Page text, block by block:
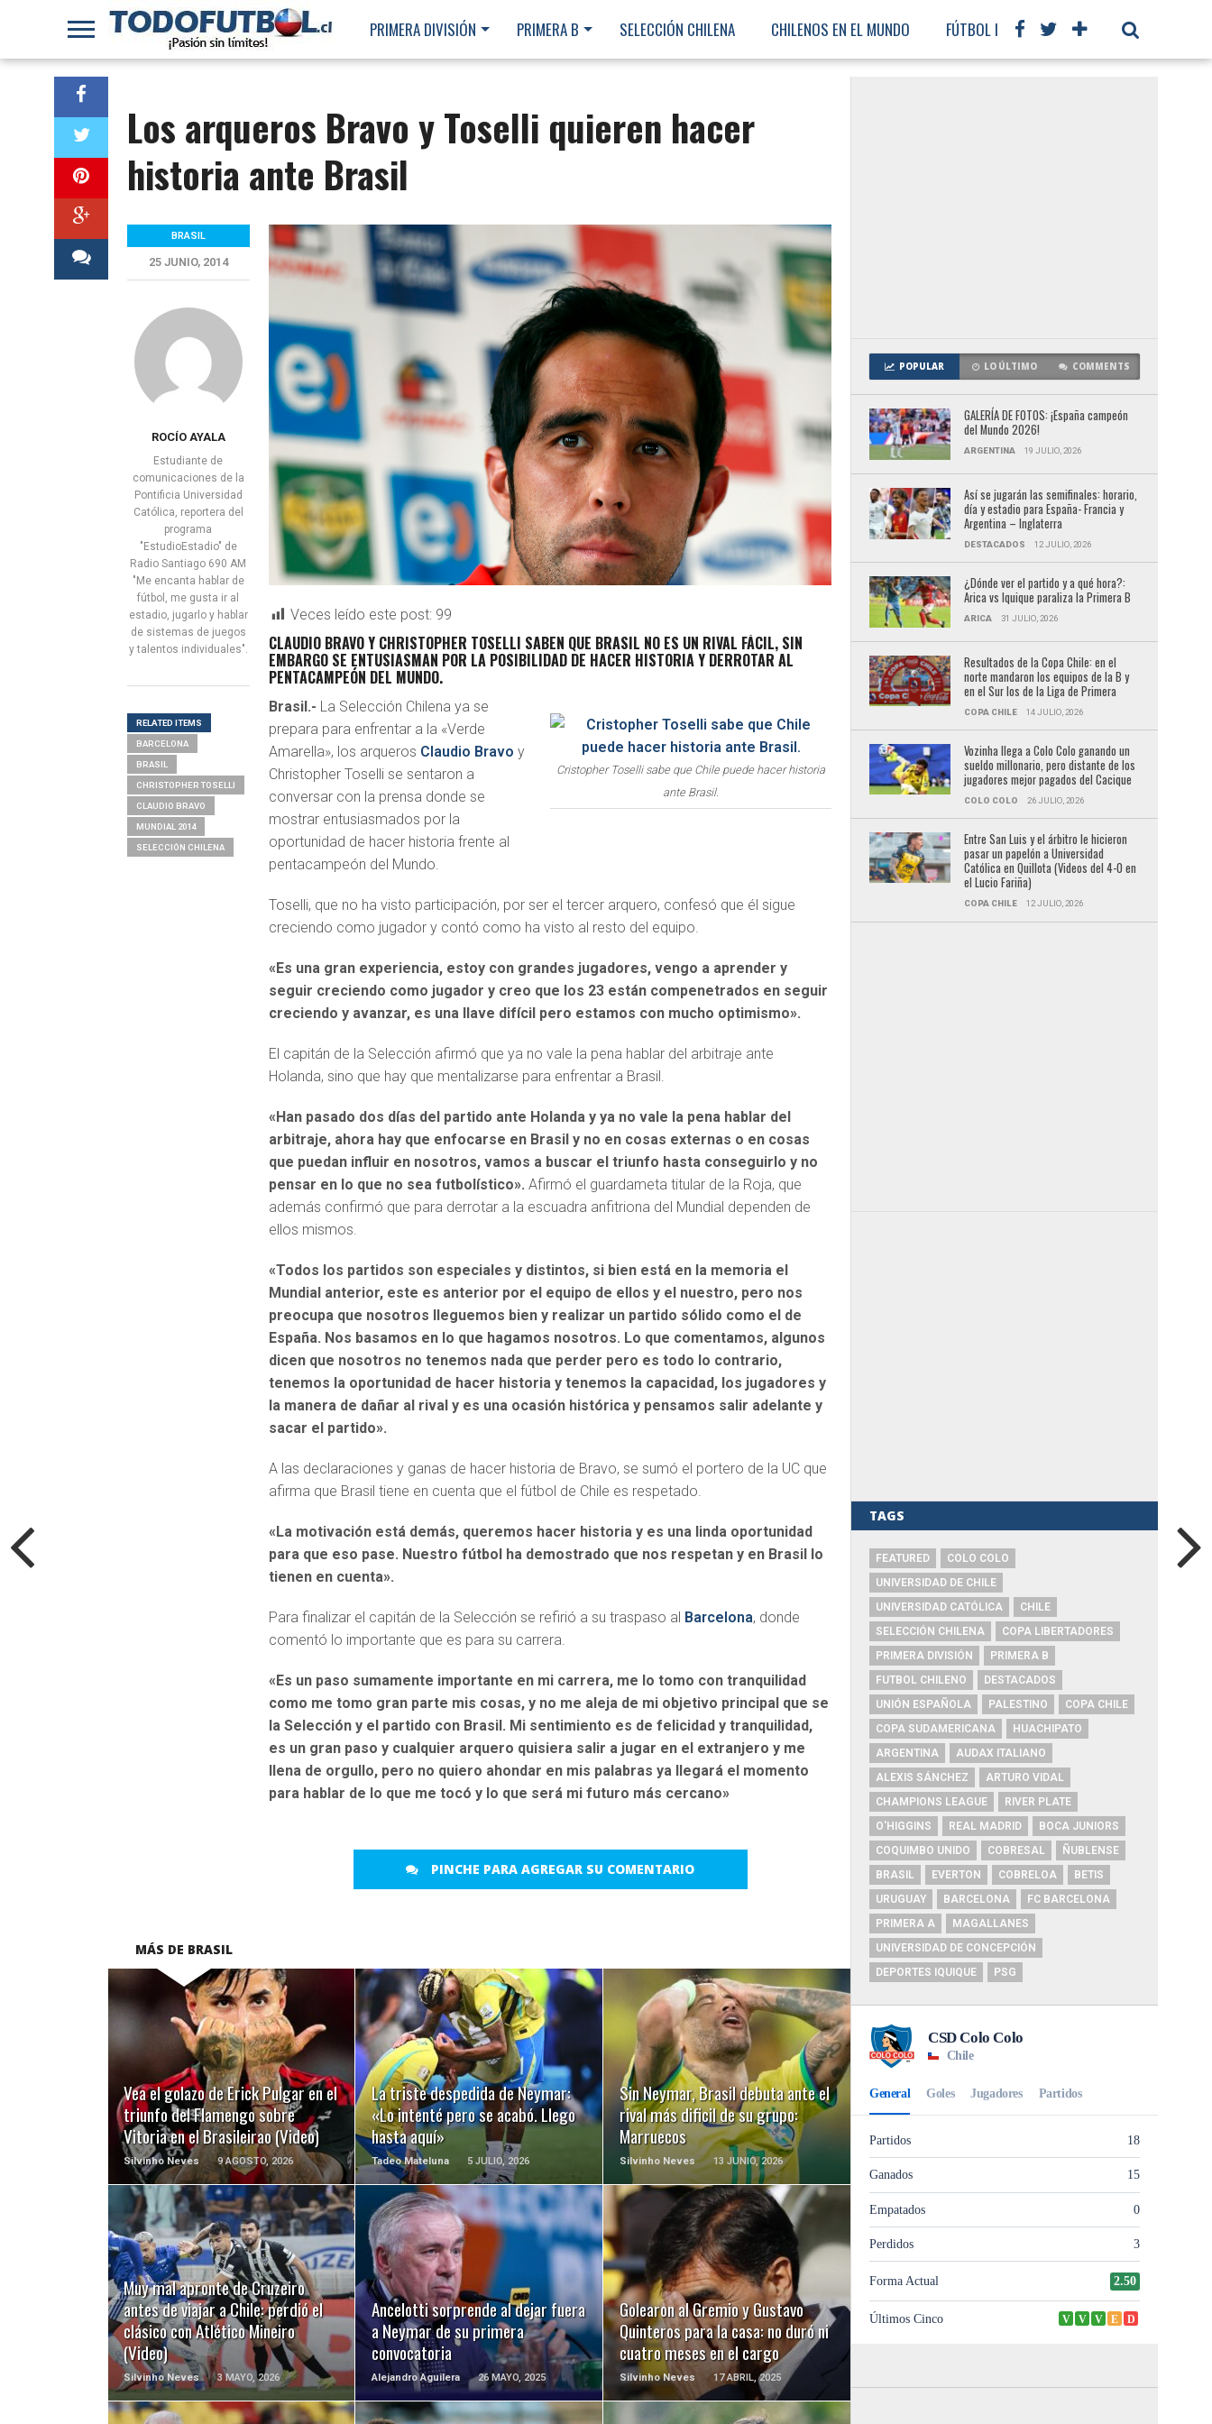
PRIMERA DIVISIÓN PRIMERA B SELECCIÓN CHILENA CHILENOS EN EL MUNDO FÚTBOL INTERNACIONAL
Los arqueros Bravo y Toselli quieren hacer
historia ante Brasil
Veces leído este post: 99
CLAUDIO BRAVO Y CHRISTOPHER TOSELLI SABEN QUE BRASIL NO ES UN RIVAL FÁCIL, SIN
EMBARGO SE ENTUSIASMAN POR LA POSIBILIDAD DE HACER HISTORIA Y DERROTAR AL
PENTACAMPEÓN DEL MUNDO.
Cristopher Toselli sabe que Chile puede hacer historia
ante Brasil.
Brasil.- La Selección Chilena ya se
prepara para enfrentar a la «Verde
Amarella», los arqueros Claudio Bravo y
Christopher Toselli se sentaron a
conversar con la prensa donde se
mostrar entusiasmados por la
oportunidad de hacer historia frente al
pentacampeón del Mundo.
Toselli, que no ha visto participación, por ser el tercer arquero, confesó que él sigue
creciendo como jugador y contó como ha visto al resto del equipo.
«Es una gran experiencia, estoy con grandes jugadores, vengo a aprender y
seguir creciendo como jugador y creo que los 23 están compenetrados en seguir
creciendo y avanzar, es una llave difícil pero estamos con mucho optimismo».
El capitán de la Selección afirmó que ya no vale la pena hablar del arbitraje ante
Holanda, sino que hay que mentalizarse para enfrentar a Brasil.
«Han pasado dos días del partido ante Holanda y ya no vale la pena hablar del
arbitraje, ahora hay que enfocarse en Brasil y no en cosas externas o en cosas
que puedan influir en nosotros, vamos a buscar el triunfo hasta conseguirlo y no
pensar en lo que no sea futbolístico».Afirmó el guardameta titular de la Roja, que
además confirmó que para derrotar a la escuadra anfitriona del Mundial dependen de
ellos mismos.
«Todos los partidos son especiales y distintos, si bien está en la memoria el
Mundial anterior, este es anterior por el equipo de ellos y el nuestro, pero nos
preocupa que nosotros lleguemos bien y realizar un partido sólido como el de
España. Nos basamos en lo que hagamos nosotros. Lo que comentamos, algunos
dicen que nosotros no tenemos nada que perder pero es todo lo contrario,
tenemos la oportunidad de hacer historia y tenemos la capacidad, los jugadores y
la manera de dañar al rival y es una ocasión histórica y pensamos salir adelante y
sacar el partido».
A las declaraciones y ganas de hacer historia de Bravo, se sumó el portero de la UC que
afirma que Brasil tiene en cuenta que el fútbol de Chile es respetado.
«La motivación está demás, queremos hacer historia y es una linda oportunidad
para que eso pase. Nuestro fútbol ha demostrado que nos respetan y en Brasil lo
tienen en cuenta».
Para finalizar el capitán de la Selección se refirió a su traspaso al Barcelona, donde
comentó lo importante que es para su carrera.
«Es un paso sumamente importante en mi carrera, me lo tomo con tranquilidad
como me tomo gran parte mis cosas, y no me aleja de mi objetivo principal que se
la Selección y el partido con Brasil. Mi sentimiento es de felicidad y tranquilidad,
es un gran paso y cualquier arquero quisiera salir a jugar en el extranjero y me
llena de orgullo, pero no quiero ahondar en mis palabras ya llegará el momento
para hablar de lo que me tocó y lo que será mi futuro más cercano»
PINCHE PARA AGREGAR SU COMENTARIO
BRASIL
25 JUNIO, 2014
ROCÍO AYALA
Estudiante de
comunicaciones de la
Pontificia Universidad
Católica, reportera del
programa
"EstudioEstadio" de
Radio Santiago 690 AM
"Me encanta hablar de
fútbol, me gusta ir al
estadio, jugarlo y hablar
de sistemas de juegos
y talentos individuales".
RELATED ITEMS
BARCELONA
BRASIL
CHRISTOPHER TOSELLI
CLAUDIO BRAVO
MUNDIAL 2014
SELECCIÓN CHILENA
MÁS DE BRASIL
Vea el golazo de Erick Pulgar en el
triunfo del Flamengo sobre
Vitoria en el Brasileirao (Video)
Silvinho Neves 9 AGOSTO, 2026
LEER MÁS
La triste despedida de Neymar:
«Lo intenté pero se acabó. Llego
hasta aquí»
Tadeo Mateluna 5 JULIO, 2026
LEER MÁS
Sin Neymar, Brasil debuta ante el
rival más dificil de su grupo:
Marruecos
Silvinho Neves 13 JUNIO, 2026
LEER MÁS
Muy mal apronte de Cruzeiro
antes de viajar a Chile: perdió el
clásico con Atlético Mineiro
(Video)
Silvinho Neves 3 MAYO, 2026
LEER MÁS
Ancelotti sorprende al dejar fuera
a Neymar de su primera
convocatoria
Alejandro Aguilera 26 MAYO, 2025
LEER MÁS
Golearon al Gremio y Gustavo
Quinteros para la casa: no duró ni
cuatro meses en el cargo
Silvinho Neves 17 ABRIL, 2025
LEER MÁS
POPULAR LO ÚLTIMO COMMENTS
GALERÍA DE FOTOS: ¡España campeón
del Mundo 2026!
ARGENTINA 19 JULIO, 2026
Así se jugarán las semifinales: horario,
día y estadio para España- Francia y
Argentina – Inglaterra
DESTACADOS 12 JULIO, 2026
¿Dónde ver el partido y a qué hora?:
Arica vs Iquique paraliza la Primera B
ARICA 31 JULIO, 2026
Resultados de la Copa Chile: en el
norte mandaron los equipos de la B y
en el Sur los de la Liga de Primera
COPA CHILE 14 JULIO, 2026
Vozinha llega a Colo Colo ganando un
sueldo millonario, pero distante de los
jugadores mejor pagados del Cacique
COLO COLO 26 JULIO, 2026
Entre San Luis y el árbitro le hicieron
pasar un papelón a Universidad
Católica en Quillota (Videos del 4-0 en
el Lucio Fariña)
COPA CHILE 12 JULIO, 2026
TAGS
FEATURED
COLO COLO
UNIVERSIDAD DE CHILE
UNIVERSIDAD CATÓLICA
CHILE
SELECCIÓN CHILENA
COPA LIBERTADORES
PRIMERA DIVISIÓN
PRIMERA B
FUTBOL CHILENO
DESTACADOS
UNIÓN ESPAÑOLA
PALESTINO
COPA CHILE
COPA SUDAMERICANA
HUACHIPATO
ARGENTINA
AUDAX ITALIANO
ALEXIS SÁNCHEZ
ARTURO VIDAL
CHAMPIONS LEAGUE
RIVER PLATE
O'HIGGINS
REAL MADRID
BOCA JUNIORS
COQUIMBO UNIDO
COBRESAL
ÑUBLENSE
BRASIL
EVERTON COBRELOA
BETIS
URUGUAY
BARCELONA
FC BARCELONA
PRIMERA A
MAGALLANES
UNIVERSIDAD DE CONCEPCIÓN
DEPORTES IQUIQUE
PSG